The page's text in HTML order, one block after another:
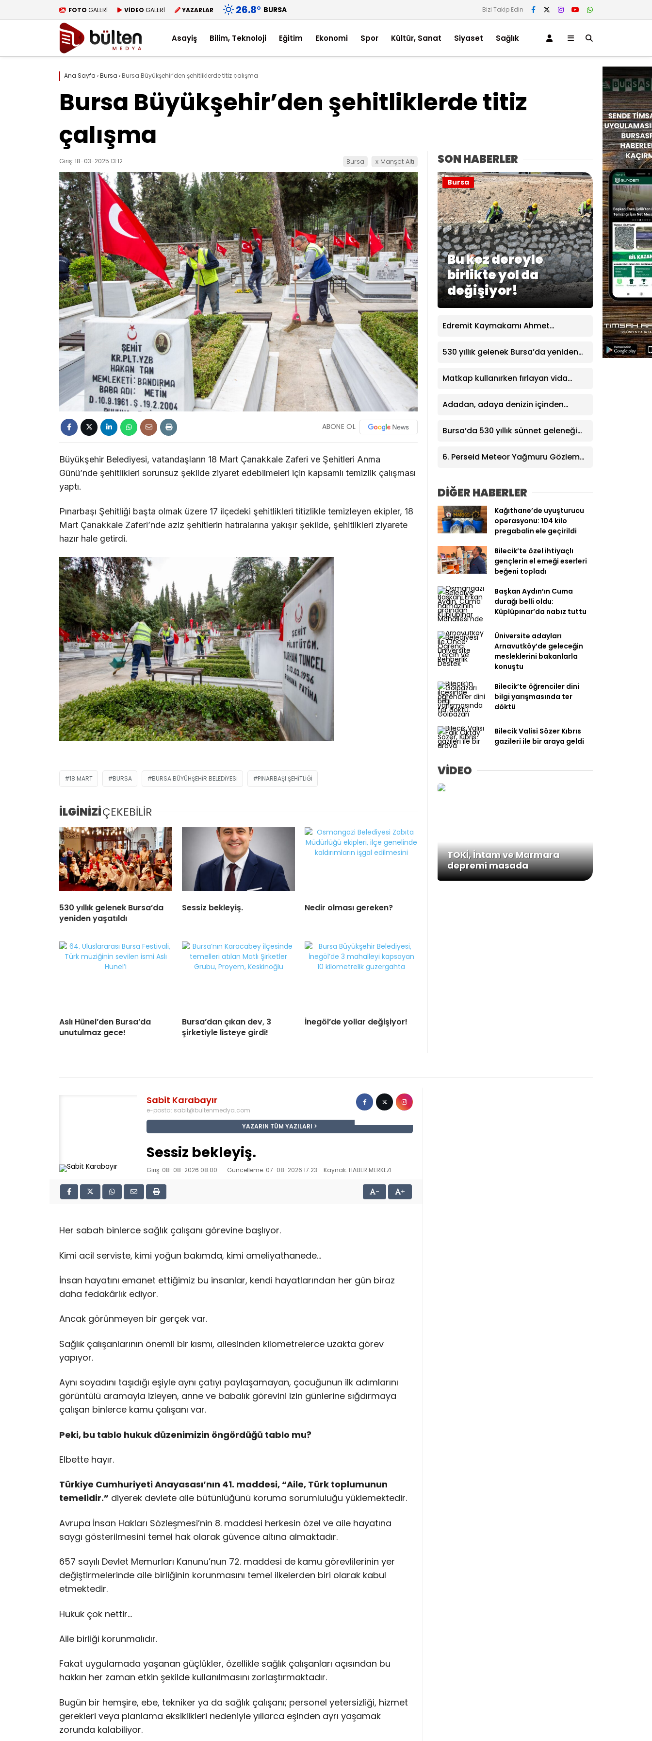
FOTO GALERİ VİDEO GALERİ YAZARLAR 26.8° BURSA Bizi Takip Edin
Asayiş Bilim, Teknoloji Eğitim Ekonomi Spor Kültür, Sanat Siyaset Sağlık
Ana Sayfa ›Bursa › Bursa Büyükşehir’den şehitliklerde titiz çalışma
Bursa Büyükşehir’den şehitliklerde titiz
çalışma
Giriş: 18-03-2025 13:12 Bursa x Manşet Altı
ABONE OL
Büyükşehir Belediyesi, vatandaşların 18 Mart Çanakkale Zaferi ve Şehitleri Anma
Günü’nde şehitlikleri sorunsuz şekilde ziyaret edebilmeleri için kapsamlı temizlik çalışması
yaptı.
Pınarbaşı Şehitliği başta olmak üzere 17 ilçedeki şehitlikleri titizlikle temizleyen ekipler, 18
Mart Çanakkale Zaferi’nde aziz şehitlerin hatıralarına yakışır şekilde, şehitlikleri ziyarete
hazır hale getirdi.
18 MART BURSA BURSA BÜYÜHŞEHIR BELEDIYESI PINARBAŞI ŞEHITLIĞI
İLGİNİZİÇEKEBİLİR
530 yıllık gelenek Bursa’da
yeniden yaşatıldı
Sessiz bekleyiş. Nedir olması gereken?
Aslı Hünel’den Bursa’da
unutulmaz gece!
Bursa’dan çıkan dev, 3
şirketiyle listeye girdi!
İnegöl’de yollar değişiyor!
SON HABERLER
Bu kez dereyle
birlikte yol da
değişiyor!
Bursa
Edremit Kaymakamı Ahmet
Odası’na veda ziyareti
530 yıllık gelenek Bursa’da yeniden
Matkap kullanırken fırlayan vida
kullanmadım böyle oldu”
Adadan, adaya denizin içinden
Bursa’da 530 yıllık sünnet geleneği
6. Perseid Meteor Yağmuru Gözlem
DİĞER HABERLER
Kağıthane’de uyuşturucu
operasyonu: 104 kilo
pregabalin ele geçirildi
Bilecik’te özel ihtiyaçlı
gençlerin el emeği eserleri
beğeni topladı
Başkan Aydın’ın Cuma
durağı belli oldu:
Küplüpınar’da nabız tuttu
Üniversite adayları
Arnavutköy’de geleceğin
mesleklerini bakanlarla
konuştu
Bilecik’te öğrenciler dini
bilgi yarışmasında ter
döktü
Bilecik Valisi Sözer Kıbrıs
gazileri ile bir araya geldi
VİDEO
TOKİ, İntam ve Marmara
depremi masada
Sabit Karabayır
e-posta: sabit@bultenmedya.com
YAZARIN TÜM YAZILARI
Sessiz bekleyiş.
Giriş: 08-08-2026 08:00 Güncelleme: 07-08-2026 17:23 Kaynak: HABER MERKEZI
- +
Her sabah binlerce sağlık çalışanı görevine başlıyor.
Kimi acil serviste, kimi yoğun bakımda, kimi ameliyathanede…
İnsan hayatını emanet ettiğimiz bu insanlar, kendi hayatlarından her gün biraz
daha fedakârlık ediyor.
Ancak görünmeyen bir gerçek var.
Sağlık çalışanlarının önemli bir kısmı, ailesinden kilometrelerce uzakta görev
yapıyor.
Aynı soyadını taşıdığı eşiyle aynı çatıyı paylaşamayan, çocuğunun ilk adımlarını
görüntülü aramayla izleyen, anne ve babalık görevini izin günlerine sığdırmaya
çalışan binlerce kamu çalışanı var.
Peki, bu tablo hukuk düzenimizin öngördüğü tablo mu?
Elbette hayır.
Türkiye Cumhuriyeti Anayasası’nın 41. maddesi, “Aile, Türk toplumunun
temelidir.” diyerek devlete aile bütünlüğünü koruma sorumluluğu yüklemektedir.
Avrupa İnsan Hakları Sözleşmesi’nin 8. maddesi herkesin özel ve aile hayatına
saygı gösterilmesini temel hak olarak güvence altına almaktadır.
657 sayılı Devlet Memurları Kanunu’nun 72. maddesi de kamu görevlilerinin yer
değiştirmelerinde aile birliğinin korunmasını temel ilkelerden biri olarak kabul
etmektedir.
Hukuk çok nettir…
Aile birliği korunmalıdır.
Fakat uygulamada yaşanan güçlükler, özellikle sağlık çalışanları açısından bu
hakkın her zaman etkin şekilde kullanılmasını zorlaştırmaktadır.
Bugün bir hemşire, ebe, tekniker ya da sağlık çalışanı; personel yetersizliği, hizmet
gerekleri veya planlama eksiklikleri nedeniyle yıllarca eşinden ayrı yaşamak
zorunda kalabiliyor.